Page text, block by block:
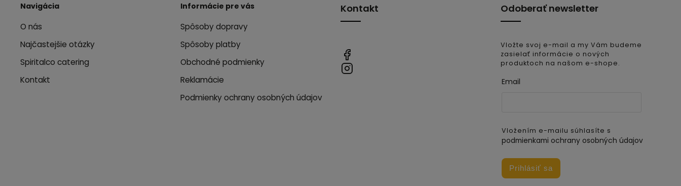
Navigácia
O nás
Najčastejšie otázky
Spiritalco catering
Kontakt
Informácie pre vás
Spôsoby dopravy
Spôsoby platby
Obchodné podmienky
Reklamácie
Podmienky ochrany osobných údajov
Kontakt Odoberať newsletter
Vložte svoj e-mail a my Vám budeme
zasielať informácie o nových
produktoch na našom e-shope.
Email
Vložením e-mailu súhlasíte s
podmienkami ochrany osobných údajov
Prihlásiť sa